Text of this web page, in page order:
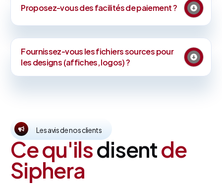
Proposez-vous des facilités de paiement ?
Fournissez-vous les fichiers sources pour
les designs (affiches, logos) ?
Les avis de nos clients
Ce qu'ilsdisentde
Siphera